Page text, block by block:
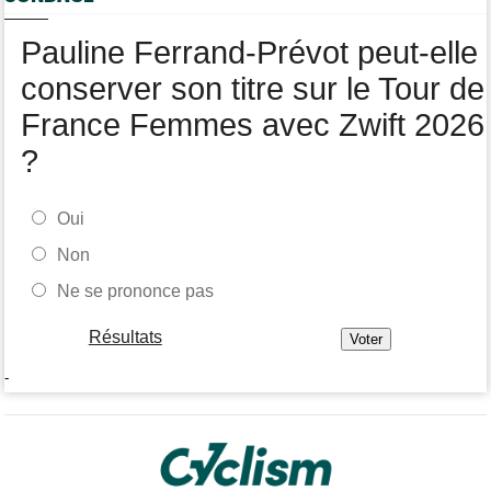
Joao Almeida a abandonné après une nouvelle chute
Pauline Ferrand-Prévot peut-elle
conserver son titre sur le Tour de
France Femmes avec Zwift 2026
?
Oui
Non
Ne se prononce pas
Résultats
-